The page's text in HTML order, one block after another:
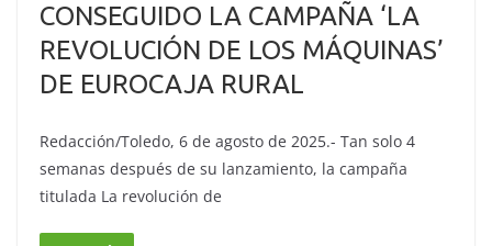
CONSEGUIDO LA CAMPAÑA ‘LA
REVOLUCIÓN DE LOS MÁQUINAS’
DE EUROCAJA RURAL
Redacción/Toledo, 6 de agosto de 2025.- Tan solo 4
semanas después de su lanzamiento, la campaña
titulada La revolución de